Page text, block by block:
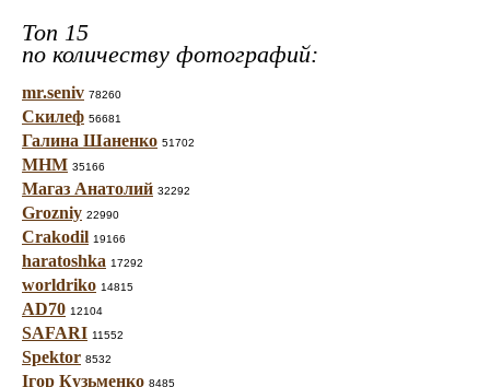
Топ 15
по количеству фотографий:
mr.seniv 78260
Скилеф 56681
Галина Шаненко 51702
МНМ 35166
Магаз Анатолий 32292
Grozniy 22990
Crakodil 19166
haratoshka 17292
worldriko 14815
AD70 12104
SAFARI 11552
Spektor 8532
Ігор Кузьменко 8485